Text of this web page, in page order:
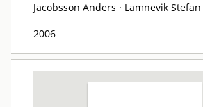
Jacobsson Anders · Lamnevik Stefan
2006